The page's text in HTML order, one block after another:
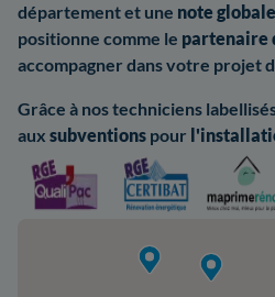
département et une note
positionne comme le partenaire
accompagner dans votre projet
Grâce à nos techniciens
aux subventions pour